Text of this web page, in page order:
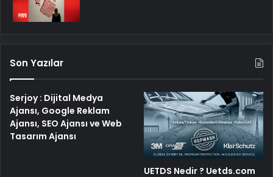
Son Yazılar
Serjoy : Dijital Medya
Ajansı, Google Reklam
Ajansı, SEO Ajansı ve Web
Tasarım Ajansı
UETDS Nedir ? Uetds.com